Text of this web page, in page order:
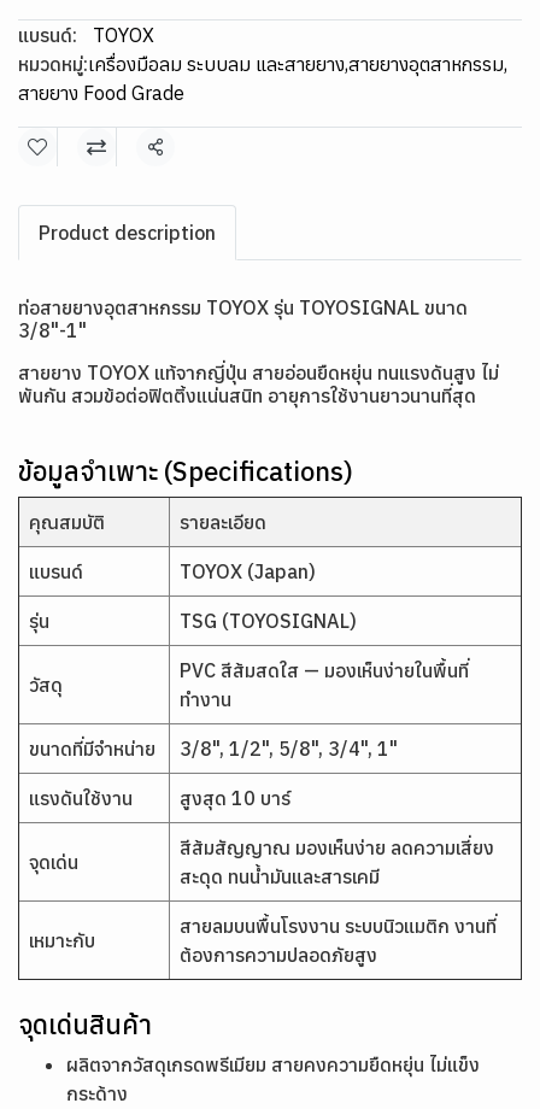
แบรนด์:
TOYOX
หมวดหมู่:เครื่องมือลม ระบบลม และสายยาง,สายยางอุตสาหกรรม,
สายยาง Food Grade
แชร์
Product description
ท่อสายยางอุตสาหกรรม TOYOX รุ่น TOYOSIGNAL ขนาด
3/8"-1"
สายยาง TOYOX แท้จากญี่ปุ่น สายอ่อนยืดหยุ่น ทนแรงดันสูง ไม่
พันกัน สวมข้อต่อฟิตติ้งแน่นสนิท อายุการใช้งานยาวนานที่สุด
ข้อมูลจำเพาะ (Specifications)
คุณสมบัติ รายละเอียด
แบรนด์ TOYOX (Japan)
รุ่น TSG (TOYOSIGNAL)
วัสดุ
PVC สีส้มสดใส — มองเห็นง่ายในพื้นที่
ทำงาน
ขนาดที่มีจำหน่าย 3/8", 1/2", 5/8", 3/4", 1"
แรงดันใช้งาน สูงสุด 10 บาร์
จุดเด่น
สีส้มสัญญาณ มองเห็นง่าย ลดความเสี่ยง
สะดุด ทนน้ำมันและสารเคมี
เหมาะกับ
สายลมบนพื้นโรงงาน ระบบนิวแมติก งานที่
ต้องการความปลอดภัยสูง
จุดเด่นสินค้า
ผลิตจากวัสดุเกรดพรีเมียม สายคงความยืดหยุ่น ไม่แข็ง
กระด้าง